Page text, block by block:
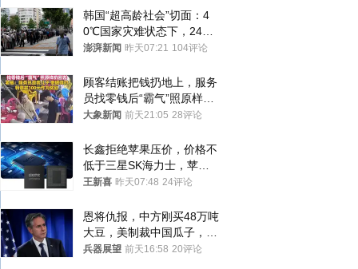
韩国“超高龄社会”切面：4
0℃国家灾难状态下，2400
名首尔老人还在巷子里收废
澎湃新闻 昨天07:21 104评论
顾客结账把钱扔地上，服务
员找零钱后“霸气”照原样扔
回去
大象新闻 前天21:05 28评论
长鑫拒绝苹果压价，价格不
低于三星SK海力士，苹果
失去了议价权
王新喜 昨天07:48 24评论
恩将仇报，中方刚买48万吨
大豆，美制裁中国瓜子，布
林肯措辞变了
兵器展望 前天16:58 20评论